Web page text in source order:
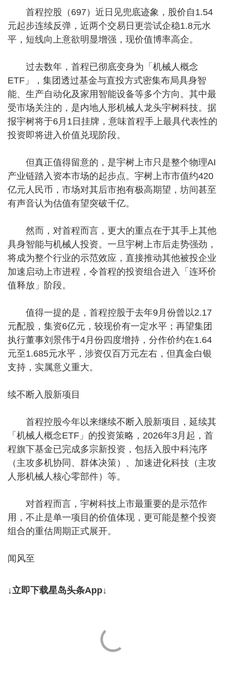
首程控股（697）近日见兜底迹象，股价自1.54
元起步连续反弹，近两个交易日更尝试企稳1.8元水
平，短线向上意欲明显增强，现价值博率高企。
过去数年，首程已彻底变身为「机械人概念
ETF」，集团透过基金与直投方式密集布局具身智
能、生产自动化及家用智能设备等多个方向。其中最
受市场关注的，是内地人形机械人龙头宇树科技。据
报宇树将于6月1日挂牌，意味首程手上最具代表性的
投资即将进入价值兑现阶段。
但真正值得留意的，是宇树上市只是整个物理AI
产业链踏入资本市场的起步点。宇树上市市值约420
亿元人民币，市场对其后市抱有极高期望，坊间甚至
有声音认为估值有望突破千亿。
然而，对首程而言，更大的重点在于其手上其他
具身智能与机械人投资。一旦宇树上市后走势强劲，
将成为整个行业的示范效应，直接推动其他被投企业
加速启动上市进程，令首程的投资组合进入「连环价
值释放」阶段。
值得一提的是，首程控股于去年9月份曾以2.17
元配股，集资6亿元，较现价有一定水平；再望集团
执行董事刘景伟于4月份四度增持，分作价约在1.64
元至1.685元水平，涉资仅百万元左右，但真金白银
支持，实属意义重大。
续不断入股新项目
首程控股今年以来继续不断入股新项目，延续其
「机械人概念ETF」的投资策略，2026年3月起，首
程旗下基金已完成多宗新投资，包括入股中科沌序
（主攻多机协同、群体决策）、加速进化科技（主攻
人形机械人核心零部件）等。
对首程而言，宇树科技上市最重要的是示范作
用，不止是单一项目的价值体现，更可能是整个投资
组合的重估周期正式展开。
闻风至
↓立即下载星岛头条App↓